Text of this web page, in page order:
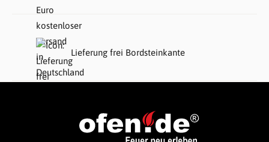
Lieferung frei Bordsteinkante